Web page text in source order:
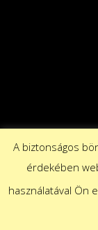
A biztonságos
érdekében
használatával Ön